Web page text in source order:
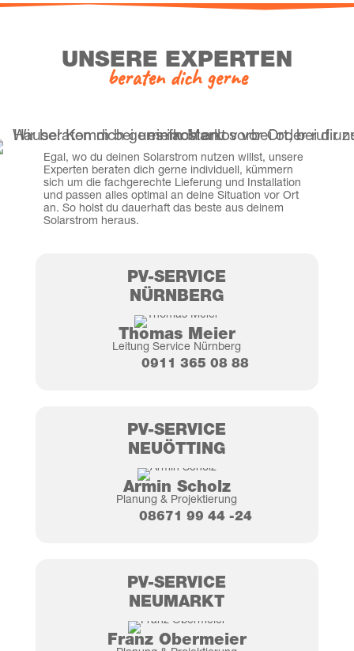
UNSE­RE EXPERTEN
bera­ten dich gerne
Egal, wo du dei­nen Solar­strom nut­zen willst, unse­re
Exper­ten bera­ten dich ger­ne indi­vi­du­ell, küm­mern
sich um die fach­ge­rech­te Lie­fe­rung und Instal­la­ti­on
und pas­sen alles opti­mal an dei­ne Situa­ti­on vor Ort
an. So holst du dau­er­haft das bes­te aus dei­nem
Solar­strom heraus.
PV-SER­VICE
NÜRN­BERG
Tho­mas Meier
Lei­tung Ser­vice Nürnberg
0911 365 08 88
PV-SER­VICE
NEUÖT­TING
Armin Scholz
Pla­nung & Projektierung
08671 99 44 ‑24
PV-SER­VICE
NEU­MARKT
Franz Ober­mei­er